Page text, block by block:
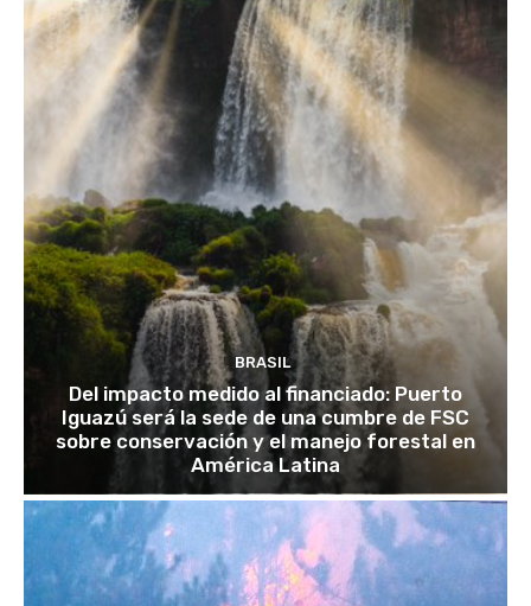
BRASIL
Del impacto medido al financiado: Puerto
Iguazú será la sede de una cumbre de FSC
sobre conservación y el manejo forestal en
América Latina